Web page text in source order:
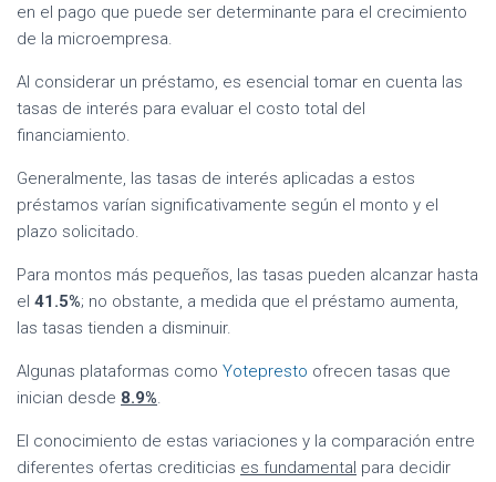
en el pago que puede ser determinante para el crecimiento
de la microempresa.
Al considerar un préstamo, es esencial tomar en cuenta las
tasas de interés para evaluar el costo total del
financiamiento.
Generalmente, las tasas de interés aplicadas a estos
préstamos varían significativamente según el monto y el
plazo solicitado.
Para montos más pequeños, las tasas pueden alcanzar hasta
el 41.5%; no obstante, a medida que el préstamo aumenta,
las tasas tienden a disminuir.
Algunas plataformas como Yotepresto ofrecen tasas que
inician desde 8.9%.
El conocimiento de estas variaciones y la comparación entre
diferentes ofertas crediticias es fundamental para decidir